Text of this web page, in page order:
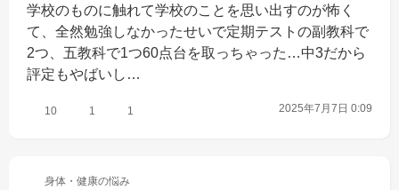
学校のものに触れて学校のことを思い出すのが怖く
て、全然勉強しなかったせいで定期テストの副教科で
2つ、五教科で1つ60点台を取っちゃった…中3だから
評定もやばいし…
10 1 1 2025年7月7日 0:09
身体・健康の悩み